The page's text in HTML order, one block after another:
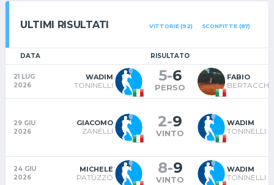
ULTIMI RISULTATI VITTORIE (92) SCONFITTE (87)
DATA RISULTATO
21 LUG
2026
WADIM
TONINELLI
5-6
PERSO
FABIO
29 GIU
2026
GIACOMO
ZANELLI
2-9
VINTO
WADIM
TONINELLI
24 GIU
2026
MICHELE
PATUZZO
8-9
VINTO
WADIM
TONINELLI